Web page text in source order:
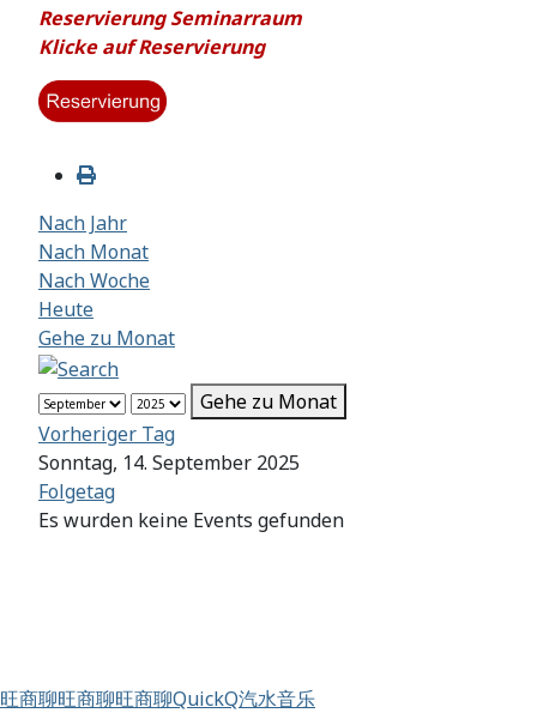
Reservierung Seminarraum
Klicke auf Reservierung
Nach Jahr
Nach Monat
Nach Woche
Heute
Gehe zu Monat
Gehe zu Monat
Vorheriger Tag
Sonntag, 14. September 2025
Folgetag
Es wurden keine Events gefunden
旺商聊旺商聊旺商聊QuickQ汽水音乐